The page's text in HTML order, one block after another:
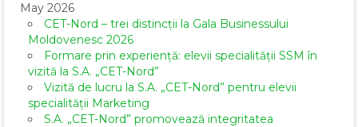
May 2026
CET-Nord – trei distincții la Gala Businessului
Moldovenesc 2026
Formare prin experiență: elevii specialității SSM în
vizită la S.A. „CET-Nord”
Vizită de lucru la S.A. „CET-Nord” pentru elevii
specialității Marketing
S.A. „CET-Nord” promovează integritatea